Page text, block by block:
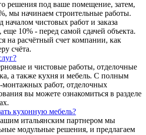
решения под ваше помещение, затем,
мы начинаем строительные работы.
началом чистовых работ и заказа
еще 10% - перед самой сдачей объекта.
на расчётный счет компании, как
счёта.
и чистовые работы, отделочные
а также кухня и мебель. С полным
монтажных работ, отделочных
вы можете ознакомиться в разделе
кухонную мебель?
итальянским партнером мы
модульные решения, и предлагаем